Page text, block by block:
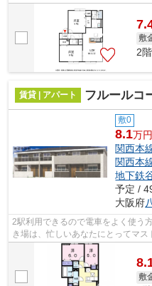
ラ。テム・ホームで、住まい探しを
敷
2
賃貸 | アパート フルールコ
敷0
8.1万
関西本
関西本
地下鉄
予定 /
大阪府
2駅利用できるので電車をよく使う
き場は、忙しいあなたにとってマ
物件はアパートです。当社スタッフ
敷